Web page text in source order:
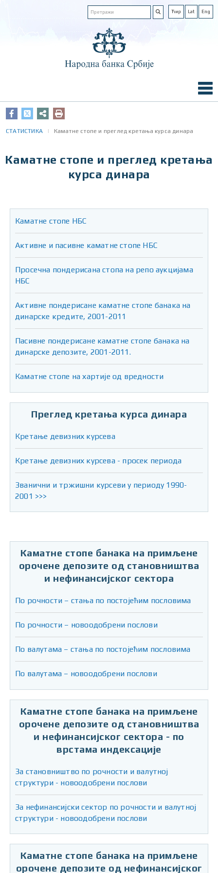
Ћир Lat Eng
СТАТИСТИКА Каматне стопе и преглед кретања курса динара
Каматне стопе и преглед кретања
курса динара
Каматне стопе НБС
Активне и пасивне каматне стопе НБС
Просечна пондерисана стопа на репо аукцијама
НБС
Активне пондерисане каматне стопе банака на
динарске кредите, 2001-2011
Пасивне пондерисане каматне стопе банака на
динарске депозите, 2001-2011.
Каматне стопе на хартије од вредности
Преглед кретања курса динара
Кретање девизних курсева
Кретање девизних курсева - просек периода
Званични и тржишни курсеви у периоду 1990-
2001 >>>
Каматне стопе банака на примљене
орочене депозите од становништва
и нефинансијског сектора
По рочности – стања по постојећим пословима
По рочности – новоодобрени послови
По валутама – стања по постојећим пословима
По валутама – новоодобрени послови
Каматне стопе банака на примљене
орочене депозите од становништва
и нефинансијског сектора - по
врстама индексације
За становништво по рочности и валутној
структури - новоодобрени послови
За нефинансијски сектор по рочности и валутној
структури - новоодобрени послови
Каматне стопе банака на примљене
орочене депозите од нефинансијског